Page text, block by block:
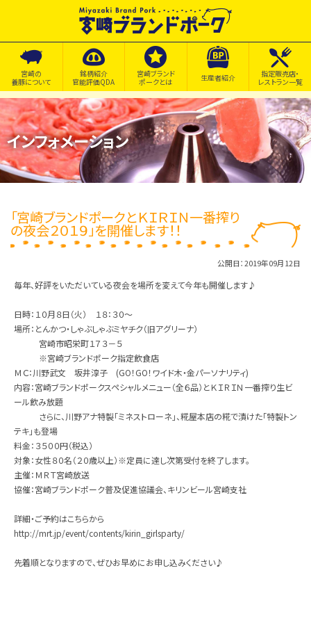
宮崎の
養豚について
銘柄紹介
官能評価QDA
宮崎ブランド
ポークとは
生産者紹介
指定販売店・
レストラン一覧
インフォメーション
「宮崎ブランドポークとＫＩＲＩＮ一番搾り
の夜会２０１９」を開催します！！
公開日：2019年09月12日
毎年、好評をいただいている夜会を場所を変えて今年も開催します♪
日時：１０月８日（火） １８：３０～
場所：とんかつ・しゃぶしゃぶミヤチク（旧アグリーナ）
宮崎市昭栄町１７３－５
※宮崎ブランドポーク指定飲食店
ＭＣ：川野武文 坂井淳子 (GO！GO！ワイド木・金パーソナリティ)
内容：宮崎ブランドポークスペシャルメニュー（全６品）とＫＩＲＩＮ一番搾り生ビ
ール飲み放題
さらに、川野アナ特製「ミネストローネ」、糀屋本店の糀で漬けた「特製トン
テキ」も登場
料金：３５００円（税込）
対象：女性８０名（２０歳以上）※定員に達し次第受付を終了します。
主催：ＭＲＴ宮崎放送
協催：宮崎ブランドポーク普及促進協議会、キリンビール宮崎支社
詳細・ご予約はこちらから
http://mrt.jp/event/contents/kirin_girlsparty/
先着順となりますので、ぜひお早めにお申し込みください♪